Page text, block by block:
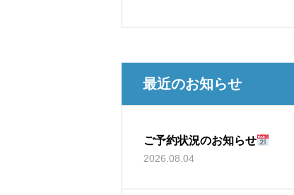
最近のお知らせ
ご予約状況のお知らせ
2026.08.04